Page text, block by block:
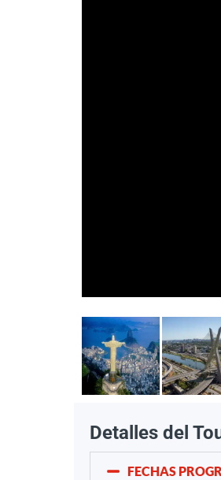
Detalles del
FECHAS